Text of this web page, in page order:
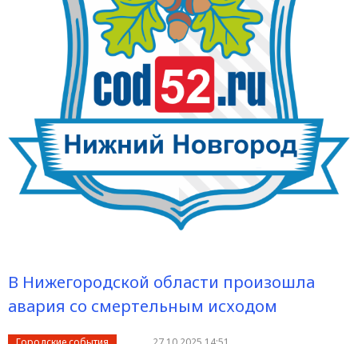
В Нижегородской области произошла
авария со смертельным исходом